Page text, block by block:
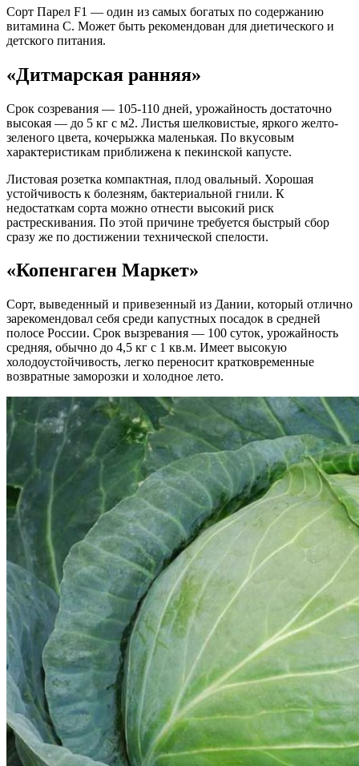
Сорт Парел F1 — один из самых богатых по содержанию
витамина С. Может быть рекомендован для диетического и
детского питания.
«Дитмарская ранняя»
Срок созревания — 105-110 дней, урожайность достаточно
высокая — до 5 кг с м2. Листья шелковистые, яркого желто-
зеленого цвета, кочерыжка маленькая. По вкусовым
характеристикам приближена к пекинской капусте.
Листовая розетка компактная, плод овальный. Хорошая
устойчивость к болезням, бактериальной гнили. К
недостаткам сорта можно отнести высокий риск
растрескивания. По этой причине требуется быстрый сбор
сразу же по достижении технической спелости.
«Копенгаген Маркет»
Сорт, выведенный и привезенный из Дании, который отлично
зарекомендовал себя среди капустных посадок в средней
полосе России. Срок вызревания — 100 суток, урожайность
средняя, обычно до 4,5 кг с 1 кв.м. Имеет высокую
холодоустойчивость, легко переносит кратковременные
возвратные заморозки и холодное лето.